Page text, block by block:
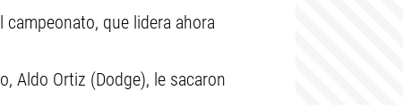
que lidera ahora
Aldo Ortiz (Dodge), le sacaron